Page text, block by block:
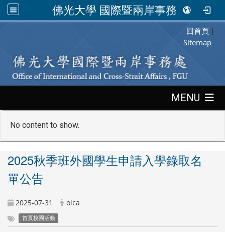
佛光大學 國際暨兩岸事務處
:::
回首頁 |
Sitemap
MENU
No content to show.
2025秋季班外國學生申請入學錄取名
單公告
2025-07-31 oica
首頁校園活動